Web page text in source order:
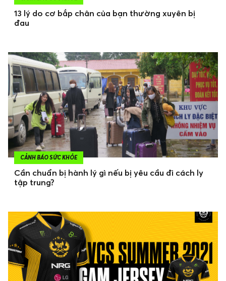
13 lý do cơ bắp chân của bạn thường xuyên bị
đau
CẢNH BÁO SỨC KHỎE
Cần chuẩn bị hành lý gì nếu bị yêu cầu đi cách ly
tập trung?